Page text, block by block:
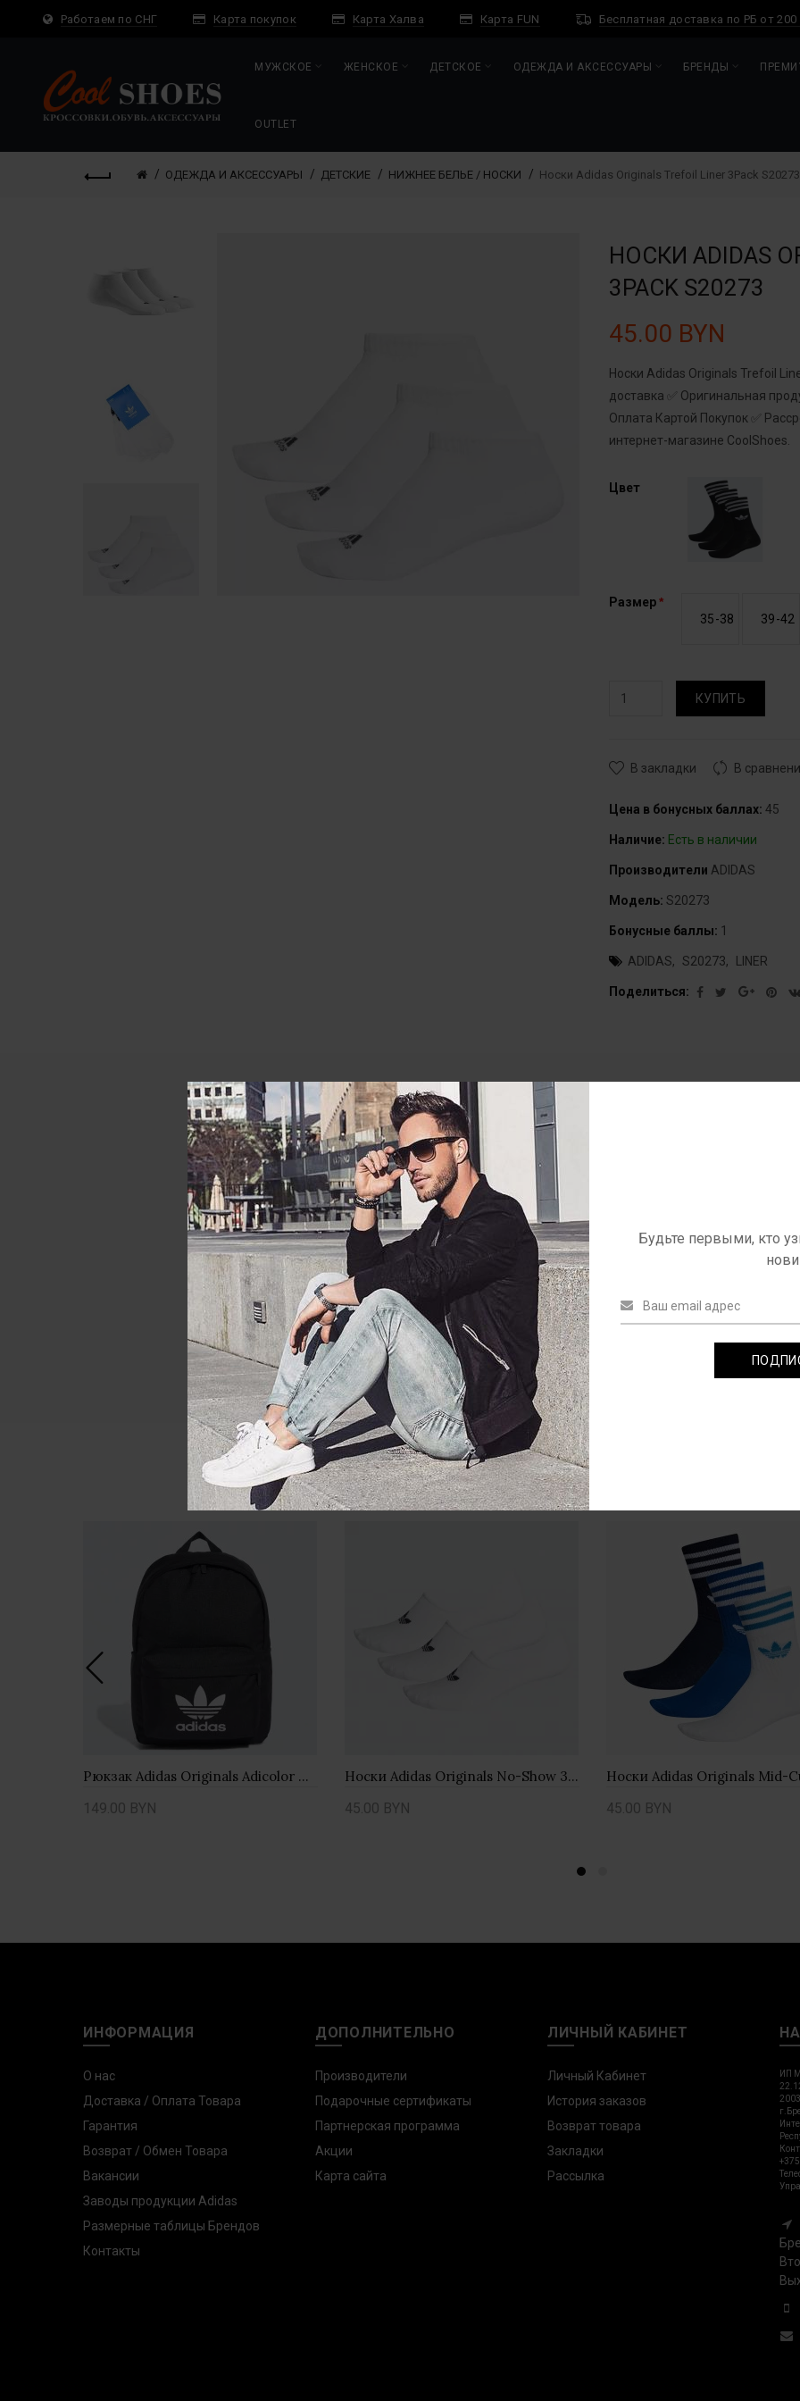
Работаем по СНГ Карта покупок Карта Халва Карта FUN Бесплатная доставка по РБ от 200
МУЖСКОЕ ЖЕНСКОЕ ДЕТСКОЕ ОДЕЖДА И АКСЕССУАРЫ БРЕНДЫ
OUTLET
ОДЕЖДА И АКСЕССУАРЫ ДЕТСКИЕ НИЖНЕЕ БЕЛЬЕ / НОСКИ Носки Adidas Originals Trefoil Liner 3Pack S20273
НОСКИ ADIDAS
3PACK S20273
45.00 BYN
Носки Adidas Originals Trefoil
доставка ✅ Оригинальная
Оплата Картой Покупок ✅
интернет-магазине CoolShoes.
Цвет
Размер
35-38
39-42
КУПИТЬ
В закладки В
Цена в бонусных баллах: 45
Наличие: Есть в наличии
Производители ADIDAS
Модель: S20273
Бонусные баллы: 1
ADIDAS S20273 LINER
Поделиться:
Описание Характеристики
ОСНОВНЫЕ
Состав
Коллекция
Комплект
Пол
Цвет
РЕКОМЕНДУЕМЫЕ ТОВАРЫ
Рюкзак Adidas Originals Adicolor GD4556
149.00 BYN
Носки Adidas Originals No-Show 3Pack FM0676
45.00 BYN
45.00 BYN
ИНФОРМАЦИЯ
О нас
Доставка / Оплата Товара
Гарантия
Возврат / Обмен Товара
Вакансии
Заводы продукции Adidas
Размерные таблицы Брендов
Контакты
ДОПОЛНИТЕЛЬНО
Производители
Подарочные сертификаты
Партнерская программа
Акции
Карта сайта
ЛИЧНЫЙ КАБИНЕТ
Личный Кабинет
История заказов
Возврат товара
Закладки
Рассылка
ИП
Будьте первыми, кто